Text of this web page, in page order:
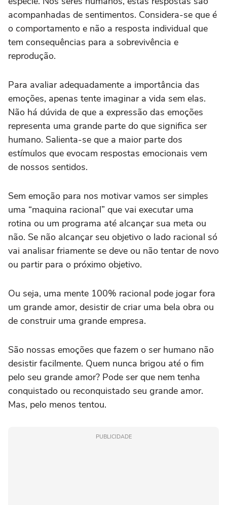
acompanhadas de sentimentos. Considera-se que é
o comportamento e não a resposta individual que
tem consequências para a sobrevivência e
reprodução.
Para avaliar adequadamente a importância das
emoções, apenas tente imaginar a vida sem elas.
Não há dúvida de que a expressão das emoções
representa uma grande parte do que significa ser
humano. Salienta-se que a maior parte dos
estímulos que evocam respostas emocionais vem
de nossos sentidos.
Sem emoção para nos motivar vamos ser simples
uma “maquina racional” que vai executar uma
rotina ou um programa até alcançar sua meta ou
não. Se não alcançar seu objetivo o lado racional só
vai analisar friamente se deve ou não tentar de novo
ou partir para o próximo objetivo.
Ou seja, uma mente 100% racional pode jogar fora
um grande amor, desistir de criar uma bela obra ou
de construir uma grande empresa.
São nossas emoções que fazem o ser humano não
desistir facilmente. Quem nunca brigou até o fim
pelo seu grande amor? Pode ser que nem tenha
conquistado ou reconquistado seu grande amor.
Mas, pelo menos tentou.
PUBLICIDADE